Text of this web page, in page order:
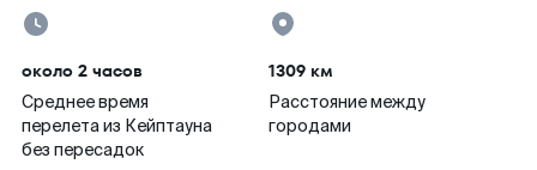
около 2 часов
Среднее время
перелета из Кейптауна
без пересадок
1309 км
Расстояние между
городами